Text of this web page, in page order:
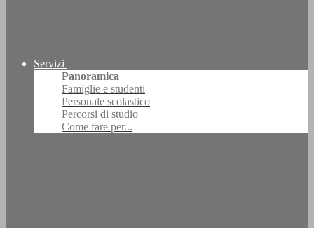
Servizi
Panoramica
Famiglie e studenti
Personale scolastico
Percorsi di studio
Come fare per...